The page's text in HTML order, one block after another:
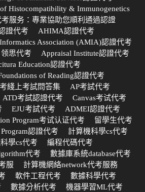
Histocompatibility & Immunogenetics
服务：專業協助您順利通過認證
證代考
AHIMA認證代考
Association (AMIA)認證代考
领思代考
Appraisal Institute認證代考
Education認證代考
of Reading認證代考
綫上考試問答集
AP考試代考
ATD考試認證代考
Canvas考试代考
EJU考試代考
ADMEI認證代考
Program考试认证代考
留學生代考
認證代考
計算機科學cs代考
學cs代考
編程代碼代考
代考
數據庫系統database代考
服
計算機網絡network代考服務
軟件工程代考
數據科學代考
數據分析代考
機器學習ML代考